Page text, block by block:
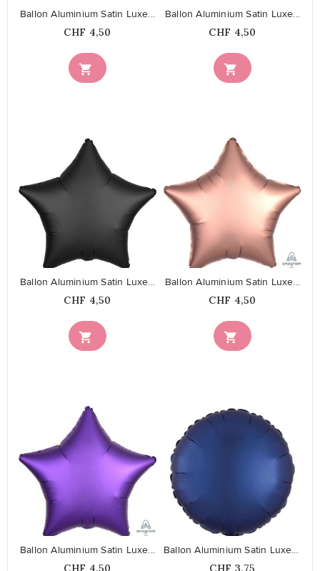

Ballon Aluminium Satin Luxe...
Prix
CHF 4,50

Ballon Aluminium Satin Luxe...
Prix
CHF 4,50

Ballon Aluminium Satin Luxe...
Prix
CHF 4,50

Ballon Aluminium Satin Luxe...
Prix
CHF 4,50
Ballon Aluminium Satin Luxe...
Prix
CHF 4,50
favorite_border
Ballon Aluminium Satin Luxe Rond...
Prix
CHF 3,75